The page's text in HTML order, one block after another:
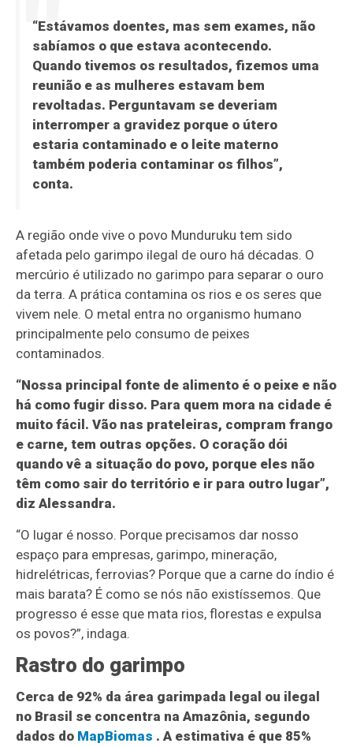
“Estávamos doentes, mas sem exames, não
sabíamos o que estava acontecendo.
Quando tivemos os resultados, fizemos uma
reunião e as mulheres estavam bem
revoltadas. Perguntavam se deveriam
interromper a gravidez porque o útero
estaria contaminado e o leite materno
também poderia contaminar os filhos”,
conta.
A região onde vive o povo Munduruku tem sido
afetada pelo garimpo ilegal de ouro há décadas. O
mercúrio é utilizado no garimpo para separar o ouro
da terra. A prática contamina os rios e os seres que
vivem nele. O metal entra no organismo humano
principalmente pelo consumo de peixes
contaminados.
“Nossa principal fonte de alimento é o peixe e não
há como fugir disso. Para quem mora na cidade é
muito fácil. Vão nas prateleiras, compram frango
e carne, tem outras opções. O coração dói
quando vê a situação do povo, porque eles não
têm como sair do território e ir para outro lugar”,
diz Alessandra.
“O lugar é nosso. Porque precisamos dar nosso
espaço para empresas, garimpo, mineração,
hidrelétricas, ferrovias? Porque que a carne do índio é
mais barata? É como se nós não existíssemos. Que
progresso é esse que mata rios, florestas e expulsa
os povos?”, indaga.
Rastro do garimpo
Cerca de 92% da área garimpada legal ou ilegal
no Brasil se concentra na Amazônia, segundo
dados do MapBiomas . A estimativa é que 85%